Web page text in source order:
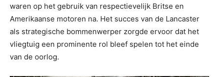
waren op het gebruik van respectievelijk Britse en
Amerikaanse motoren na. Het succes van de Lancaster
als strategische bommenwerper zorgde ervoor dat het
vliegtuig een prominente rol bleef spelen tot het einde
van de oorlog.